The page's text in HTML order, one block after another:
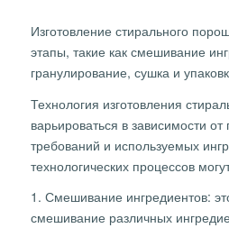
Изготовление стирального
этапы, такие как смешивание
гранулирование, сушка и
Технология изготовления
варьироваться в зависимости
требований и используемых
технологических процессов
1. Смешивание ингредиентов:
смешивание различных